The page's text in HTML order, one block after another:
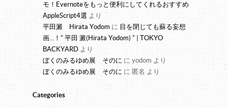
モ！Evernoteをもっと便利にしてくれるおすすめ
AppleScript4選 より
平田澱 Hirata Yodom に 目を閉じても蘇る妄想
画…！" 平田 澱(Hirata Yodom) " | TOKYO
BACKYARD より
ぼくのみるゆめ展 そのに に yodom より
ぼくのみるゆめ展 そのに に 匿名 より
Categories